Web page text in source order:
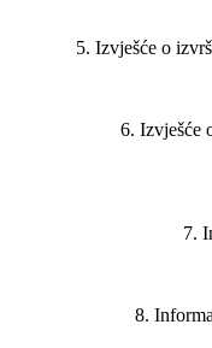
5. Izvješće o
6. Izvješće
7.
8.